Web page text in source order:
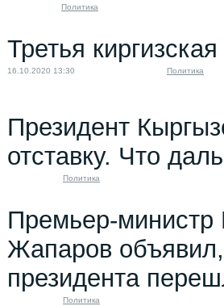
Политика
Третья киргизская
16.10.2020 13:30 Политика
Президент
отставку. Что
Политика
Премьер-министр
Жапаров
президента
Политика